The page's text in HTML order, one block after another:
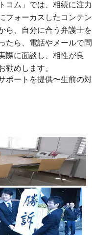
コム」では、相続に注力
フォーカスしたコンテン
ら、自分に合う弁護士を
たら、電話やメールで問
際に面談し、相性が良
勧めします。
ポートを提供〜生前の対